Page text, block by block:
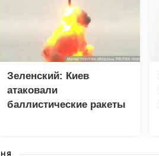
Зеленский: Киев
атаковали
баллистические ракеты